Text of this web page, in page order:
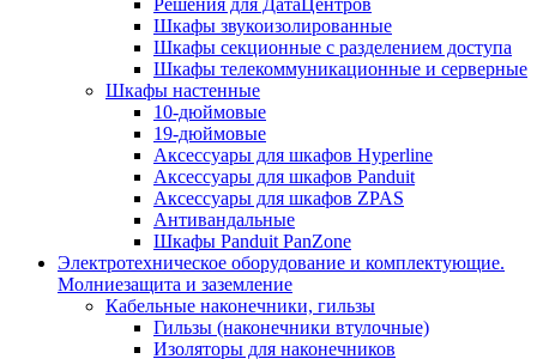
Шкафы звукоизолированные
Шкафы секционные с разделением доступа
Шкафы телекоммуникационные и серверные
Шкафы настенные
10-дюймовые
19-дюймовые
Аксессуары для шкафов Hyperline
Аксессуары для шкафов Panduit
Аксессуары для шкафов ZPAS
Антивандальные
Шкафы Panduit PanZone
Электротехническое оборудование и комплектующие.
Молниезащита и заземление
Кабельные наконечники, гильзы
Гильзы (наконечники втулочные)
Изоляторы для наконечников